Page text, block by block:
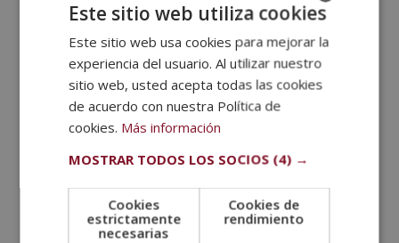
es tener claro y hacer un lista de necesidades bien
pensadas para evitar que las ofertas, promociones o
ventas navideñas influyan en nuestra compra.
Planificar las compras es muy importante. Si
establecemos previamente la cantidad de dinero que
queremos gastar y llevamos a las compras solo la
cantidad determinada, evitaremos el gasto
compulsivo. También, podemos dejar la tarjeta de
crédito en casa y solo llevar el dinero justo en
efectivo para centrarnos en comprar solo lo que
necesitamos.
SPANISH
PORTUGUESE
Este sitio web utiliza cookies
Este sitio web usa cookies para mejorar la
experiencia del usuario. Al utilizar nuestro
sitio web, usted acepta todas las cookies
de acuerdo con nuestra Política de
cookies. Más información
MOSTRAR TODOS LOS SOCIOS (4) →
Cookies
estrictamente
necesarias
Cookies de
rendimiento